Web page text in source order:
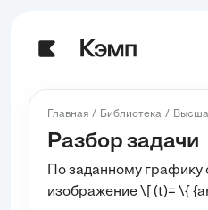
Главная Библиотека
Разбор задачи
По заданному графику
изображение \[ (t)= \{